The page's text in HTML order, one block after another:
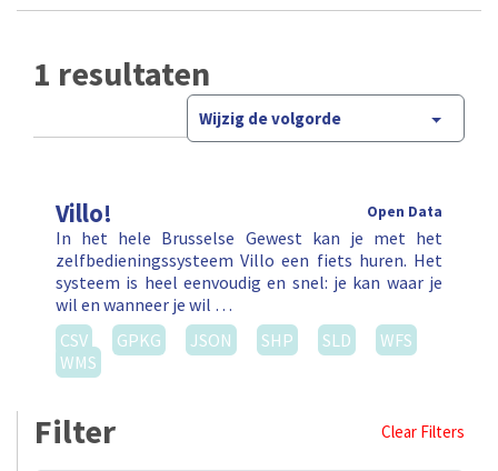
1 resultaten
Wijzig de volgorde
Villo! Open Data
In het hele Brusselse Gewest kan je met het
zelfbedieningssysteem Villo een fiets huren. Het
systeem is heel eenvoudig en snel: je kan waar je
wil en wanneer je wil …
CSV
GPKG JSON SHP SLD
WFS
WMS
Filter Clear Filters